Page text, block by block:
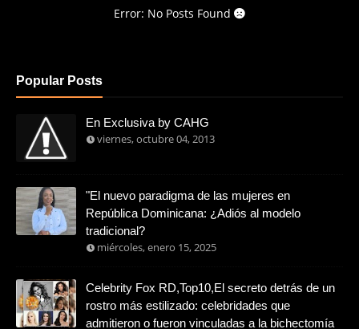
Error: No Posts Found
Popular Posts
En Exclusiva by CAHG
viernes, octubre 04, 2013
"El nuevo paradigma de las mujeres en
República Dominicana: ¿Adiós al modelo
tradicional?
miércoles, enero 15, 2025
Celebrity Fox RD,Top10,El secreto detrás de un
rostro más estilizado: celebridades que
admitieron o fueron vinculadas a la bichectomía